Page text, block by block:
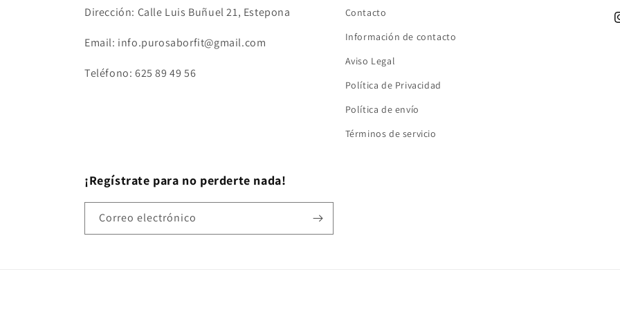
Dirección: Calle Luis Buñuel 21, Estepona
Email: info.purosaborfit@gmail.com
Teléfono: 625 89 49 56
Contacto
Información de contacto
Aviso Legal
Política de Privacidad
Política de envío
Términos de servicio
¡Regístrate para no perderte nada!
Correo electrónico